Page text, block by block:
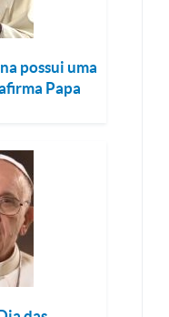
possui uma
Papa